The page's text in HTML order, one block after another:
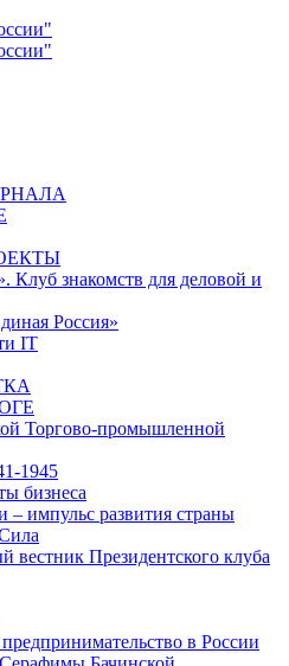
знакомств для деловой и
Россия»
IT
Торгово-промышленной
1945
бизнеса
импульс развития страны
Президентского клуба
в России